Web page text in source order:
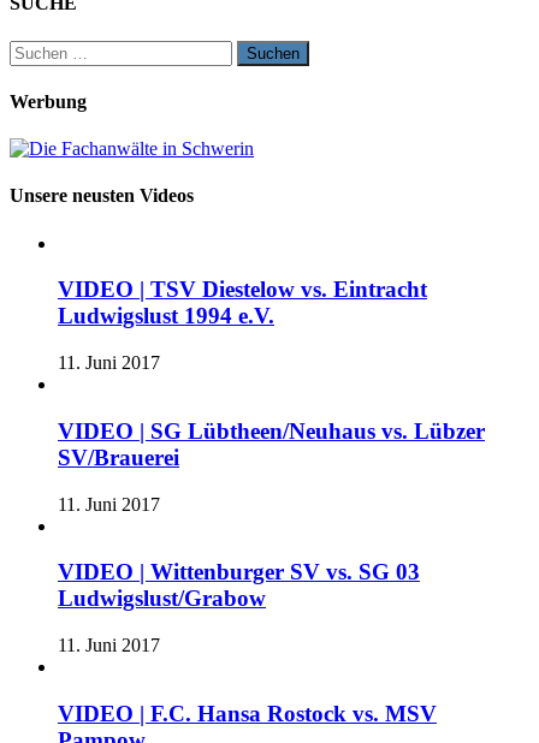
Suchen
nach:
Werbung
Unsere neusten Videos
VIDEO | TSV Diestelow vs. Eintracht
Ludwigslust 1994 e.V.
11. Juni 2017
VIDEO | SG Lübtheen/Neuhaus vs. Lübzer
SV/Brauerei
11. Juni 2017
VIDEO | Wittenburger SV vs. SG 03
Ludwigslust/Grabow
11. Juni 2017
VIDEO | F.C. Hansa Rostock vs. MSV